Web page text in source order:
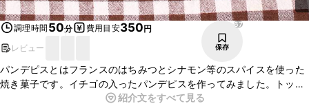
調理時間 50分 費用目安350円
レビュー
67
保存
パンデピスとはフランスのはちみつとシナモン等のスパイスを使った
焼き菓子です。イチゴの入ったパンデピスを作ってみました。トッピ
ングにドライイチヂクを飾るものもあるほど、つぶつぶ食感がとても
紹介文をすべて見る